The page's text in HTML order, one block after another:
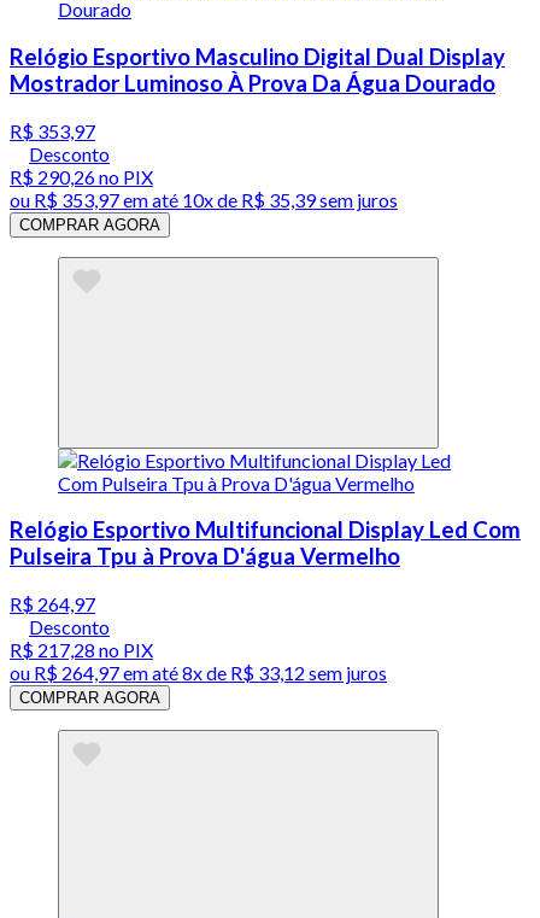
Relógio Esportivo Masculino Digital Dual Display
Mostrador Luminoso À Prova Da Água Dourado
R$ 353,97
Desconto
R$ 290,26no PIX
ou R$ 353,97em até 10x de R$ 35,39 sem juros
COMPRAR AGORA
Relógio Esportivo Multifuncional Display Led Com
Pulseira Tpu à Prova D'água Vermelho
R$ 264,97
Desconto
R$ 217,28 no PIX
ou R$ 264,97em até8x de R$ 33,12 sem juros
COMPRAR AGORA